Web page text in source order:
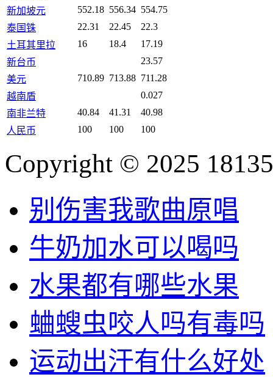
新加坡元
552.18 556.34 554.75
泰国铢
22.31 22.45
22.3
土耳其里拉
16 18.4
17.19
新台币
23.57
美元
710.89 713.88 711.28
越南盾
0.027
南非兰特
40.84 41.31
40.98
人民币
100 100 100
Copyright © 2025
别伤害我歌曲原唱
牛奶加水可以喝吗
水果都有哪些水果
蛐螋虫咬人吗有毒吗
运动出汗有什么好处